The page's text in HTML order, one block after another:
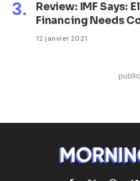
Review: IMF Says:
Financing Needs
12 janvier 2021